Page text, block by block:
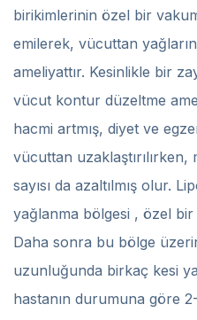
birikimlerinin özel bir
emilerek, vücuttan yağların
ameliyattır. Kesinlikle bir
vücut kontur düzeltme
hacmi artmış, diyet ve
vücuttan
sayısı da azaltılmış olur.
yağlanma bölgesi , özel bir
Daha sonra bu bölge
uzunluğunda birkaç kesi
hastanın durumuna göre